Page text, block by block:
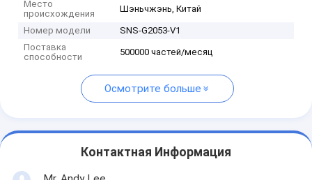
Место
происхождения
Шэньчжэнь, Китай
Номер модели
SNS-G2053-V1
Поставка
способности
500000 частей/месяц
Осмотрите больше
Контактная Информация